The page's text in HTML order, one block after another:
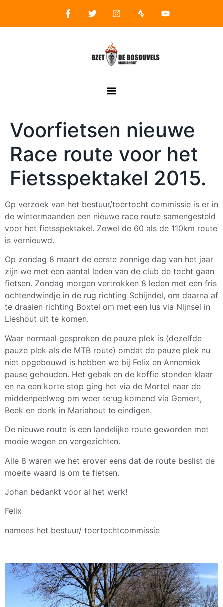
Voorfietsen nieuwe
Race route voor het
Fietsspektakel 2015.
Op verzoek van het bestuur/toertocht commissie is er in
de wintermaanden een nieuwe race route samengesteld
voor het fietsspektakel. Zowel de 60 als de 110km route
is vernieuwd.
Op zondag 8 maart de eerste zonnige dag van het jaar
zijn we met een aantal leden van de club de tocht gaan
fietsen. Zondag morgen vertrokken 8 leden met een fris
ochtendwindje in de rug richting Schijndel, om daarna af
te draaien richting Boxtel om met een lus via Nijnsel in
Lieshout uit te komen.
Waar normaal gesproken de pauze plek is (dezelfde
pauze plek als de MTB route) omdat de pauze plek nu
niet opgebouwd is hebben we bij Felix en Annemiek
pause gehouden. Het gebak en de koffie stonden klaar
en na een korte stop ging het via de Mortel naar de
middenpeelweg om weer terug komend via Gemert,
Beek en donk in Mariahout te eindigen.
De nieuwe route is een landelijke route geworden met
mooie wegen en vergezichten.
Alle 8 waren we het erover eens dat de route beslist de
moeite waard is om te fietsen.
Johan bedankt voor al het werk!
Felix
namens het bestuur/ toertochtcommissie